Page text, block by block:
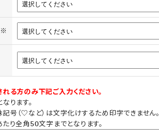
※
る方のみ下記ご入力ください。
ります。
号（♡など）は文字化けするため印字できません。
り全角50文字までとなります。